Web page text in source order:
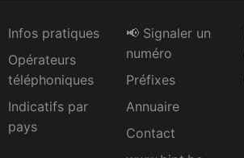
Infos pratiques
Opérateurs
téléphoniques
Indicatifs par
pays
📢 Signaler un
numéro
Préfixes
Annuaire
Contact